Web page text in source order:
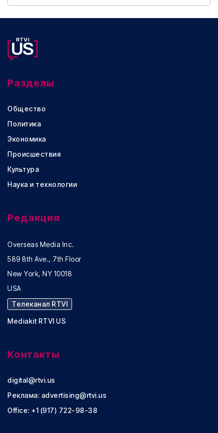
Разделы
Общество
Политика
Экономика
Происшествия
Культура
Наука и технологии
Редакция
Overseas Media Inc.
589 8th Ave., 7th Floor
New York, NY 10018
USA
Телеканал RTVI
Mediakit RTVI US
Контакты
digital@rtvi.us
Реклама: advertising@rtvi.us
Office: +1 (917) 722-98-38